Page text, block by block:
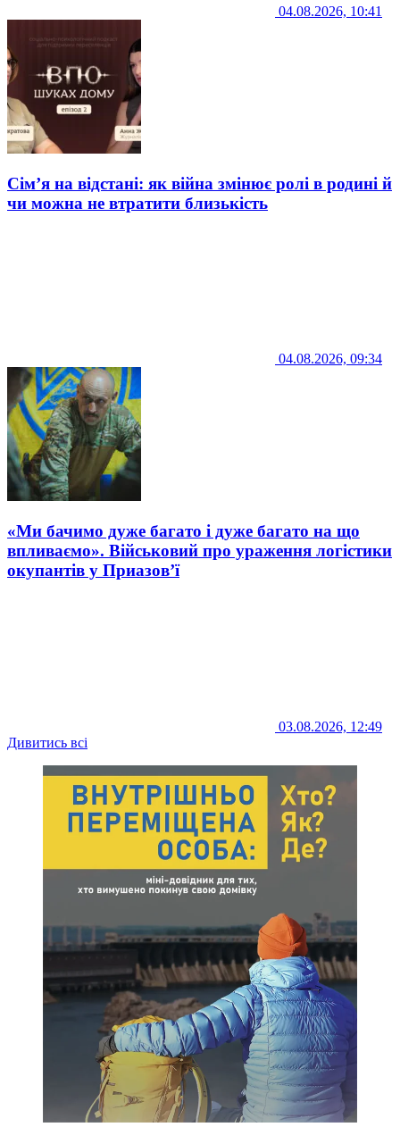
04.08.2026, 10:41
Сім’я на відстані: як війна змінює ролі в родині й
чи можна не втратити близькість
04.08.2026, 09:34
«Ми бачимо дуже багато і дуже багато на що
впливаємо». Військовий про ураження логістики
окупантів у Приазов’ї
03.08.2026, 12:49
Дивитись всі